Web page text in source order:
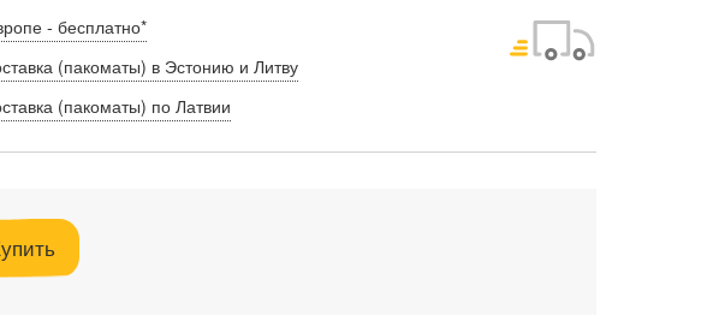
- бесплатно*
(пакоматы) в Эстонию и Литву
(пакоматы) по Латвии